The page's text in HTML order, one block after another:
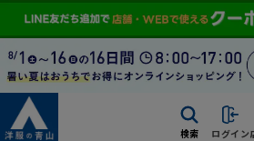
検索 ログイン